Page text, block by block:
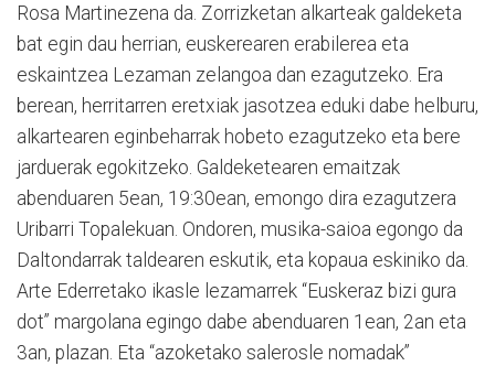
Rosa Martinezena da. Zorrizketan alkarteak galdeketa
bat egin dau herrian, euskerearen erabilerea eta
eskaintzea Lezaman zelangoa dan ezagutzeko. Era
berean, herritarren eretxiak jasotzea eduki dabe helburu,
alkartearen eginbeharrak hobeto ezagutzeko eta bere
jarduerak egokitzeko. Galdeketearen emaitzak
abenduaren 5ean, 19:30ean, emongo dira ezagutzera
Uribarri Topalekuan. Ondoren, musika-saioa egongo da
Daltondarrak taldearen eskutik, eta kopaua eskiniko da.
Arte Ederretako ikasle lezamarrek “Euskeraz bizi gura
dot” margolana egingo dabe abenduaren 1ean, 2an eta
3an, plazan. Eta “azoketako salerosle nomadak”